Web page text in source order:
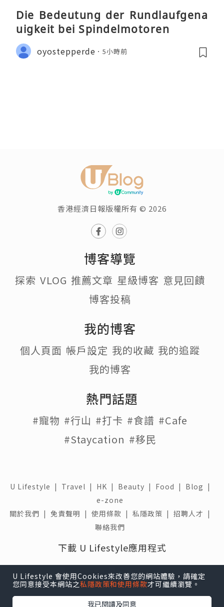
Die Bedeutung der Rundlaufgena
uigkeit bei Spindelmotoren
oyostepperde 5小時前
香港經濟日報版權所有 © 2026
博客導覽
探索 VLOG 推薦文章 星級博客 意見回饋
博客投稿
我的博客
個人頁面 帳戶設定 我的收藏 我的追蹤
我的博客
熱門話題
#寵物 #行山 #打卡 #食譜 #Cafe
#Staycation #移民
U Lifestyle | Travel | HK | Beauty | Food | Blog |
e-zone
關於我們 | 免責聲明 | 使用條款 | 私隱政策 | 招聘人才 |
聯絡我們
下載 U Lifestyle應用程式
U Lifestyle 會使用Cookies來改善您的網站體驗，請確定
您同意接受本網站之私隱政策和使用條款才可繼續瀏覽。
我已閱讀及同意